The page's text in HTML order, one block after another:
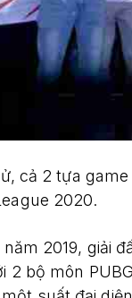
cả 2 tựa
2020.
2019, giải
2 bộ môn